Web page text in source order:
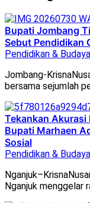
Bupati Jombang
Sebut Pendidikan
Pendidikan & Budaya
Jombang-
bersama sejumlah
Tekankan Akurasi
Bupati Marhaen
Sosial
Pendidikan & Budaya
Nganjuk menggelar